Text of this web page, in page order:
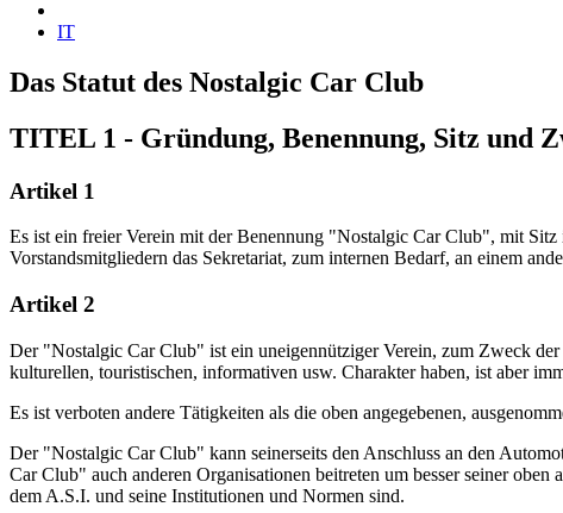
IT
Das Statut des Nostalgic Car Club
TITEL 1 - Gründung, Benennung, Sitz und
Artikel 1
Es ist ein freier Verein mit der Benennung "Nostalgic Car Club", mit
Vorstandsmitgliedern das Sekretariat, zum internen Bedarf, an einem
Artikel 2
Der "Nostalgic Car Club" ist ein uneigennütziger Verein, zum Zweck
kulturellen, touristischen, informativen usw. Charakter haben, ist aber
Es ist verboten andere Tätigkeiten als die oben angegebenen,
Der "Nostalgic Car Club" kann seinerseits den Anschluss an den
Car Club" auch anderen Organisationen beitreten um besser seiner
dem A.S.I. und seine Institutionen und Normen sind.